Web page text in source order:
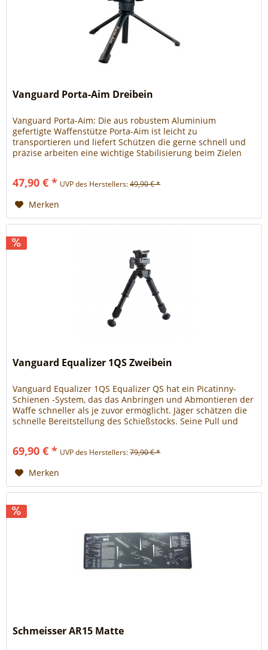
Vanguard Porta-Aim Dreibein
Vanguard Porta-Aim: Die aus robustem Aluminium
gefertigte Waffenstütze Porta-Aim ist leicht zu
transportieren und liefert Schützen die gerne schnell und
präzise arbeiten eine wichtige Stabilisierung beim Zielen
47,90 € * UVP des Herstellers:49,90 € *
Merken
Vanguard Equalizer 1QS Zweibein
Vanguard Equalizer 1QS Equalizer QS hat ein Picatinny-
Schienen -System, das das Anbringen und Abmontieren der
Waffe schneller als je zuvor ermöglicht. Jäger schätzen die
schnelle Bereitstellung des Schießstocks. Seine Pull und
und Vibrationen und bietet eine...
69,90 € * UVP des Herstellers:79,90 € *
Merken
Schmeisser AR15 Matte